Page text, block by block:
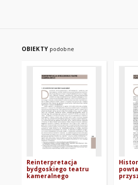
OBIEKTY podobne
Reinterpretacja
bydgoskiego teatru
kameralnego